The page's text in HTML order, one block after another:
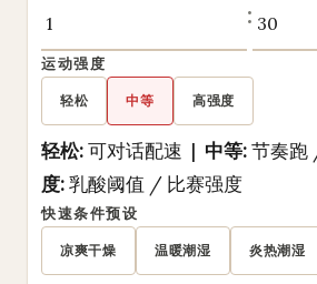
:
运动强度
轻松 中等 高强度
轻松:可对话配速 | 中等:节奏跑
度:乳酸阈值 / 比赛强度
快速条件预设
凉爽干燥 温暖潮湿 炎热潮湿